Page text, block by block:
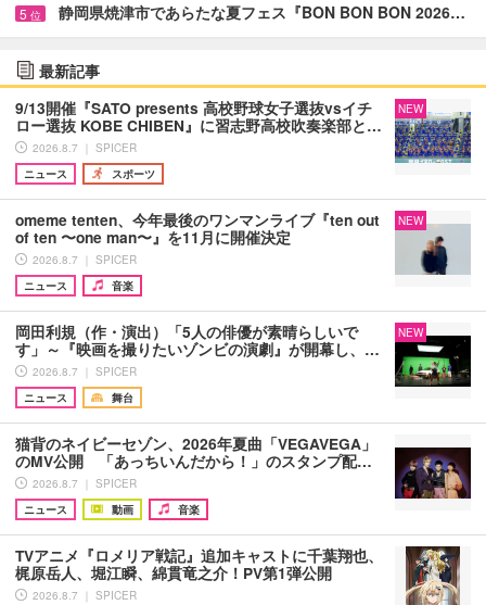
5 位 静岡県焼津市であらたな夏フェス『BON BON BON 2026…
最新記事
9/13開催『SATO presents 高校野球女子選抜vsイチ
ロー選抜 KOBE CHIBEN』に習志野高校吹奏楽部と…
2026.8.7 ｜ SPICER
ニュース
スポーツ
NEW
omeme tenten、今年最後のワンマンライブ『ten out
of ten 〜one man〜』を11月に開催決定
2026.8.7 ｜ SPICER
ニュース
音楽
NEW
岡田利規（作・演出）「5人の俳優が素晴らしいで
す」～『映画を撮りたいゾンビの演劇』が開幕し、…
2026.8.7 ｜ SPICER
ニュース
舞台
NEW
猫背のネイビーセゾン、2026年夏曲「VEGAVEGA」
のMV公開 「あっちいんだから！」のスタンプ配…
2026.8.7 ｜ SPICER
ニュース
動画 音楽
TVアニメ『ロメリア戦記』追加キャストに千葉翔也、
梶原岳人、堀江瞬、綿貫竜之介！PV第1弾公開
2026.8.7 ｜ SPICER